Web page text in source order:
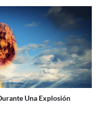
Una Explosión